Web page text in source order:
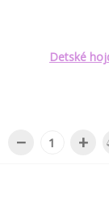
Detské
− +